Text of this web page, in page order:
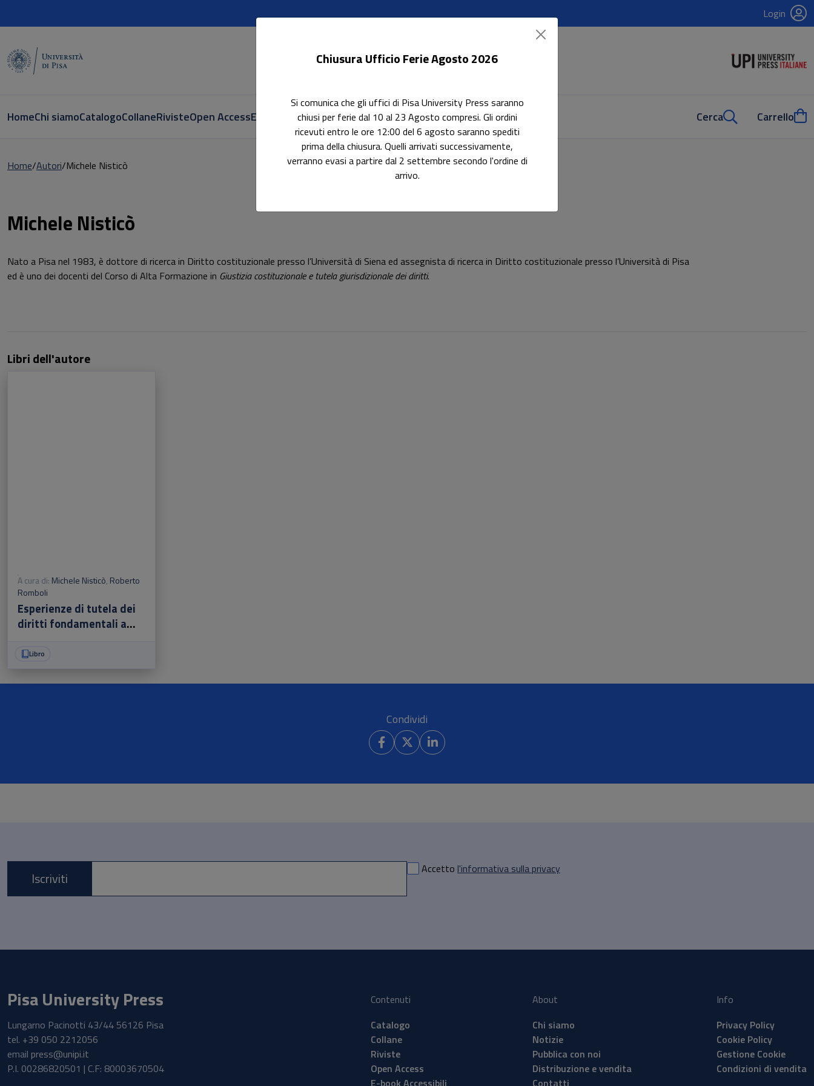
Login
HomeChi siamoCatalogoCollaneRivisteOpen AccessE-book AccessibiliIn evidenzaPubblica con noi Cerca Carrello
Home Autori Michele Nisticò
Michele Nisticò
Nato a Pisa nel 1983, è dottore di ricerca in Diritto costituzionale presso l’Università di Sie­na ed assegnista di ricerca in Diritto costituzionale presso l’Università di Pisa
ed è uno dei docenti del Corso di Alta Formazione in Giustizia costituzionale e tutela giurisdizionale dei diritti.
Libri dell'autore
A cura di: Michele Nisticò, Roberto
Romboli
Esperienze di tutela dei
diritti fondamentali a
Libro
Condividi
E-mail *
Accetto l'informativa sulla privacy
Iscriviti
Pisa University Press
Lungarno Pacinotti 43/44 56126 Pisa
tel. +39 050 2212056
email press@unipi.it
P.I. 00286820501 | C.F: 80003670504
Contenuti
Catalogo
Collane
Riviste
Open Access
E-book Accessibili
About
Chi siamo
Notizie
Pubblica con noi
Distribuzione e vendita
Contatti
Info
Privacy Policy
Cookie Policy
Gestione Cookie
Condizioni di vendita
Chiusura Ufficio Ferie Agosto 2026
Si comunica che gli uffici di Pisa University Press saranno
chiusi per ferie dal 10 al 23 Agosto compresi. Gli ordini
ricevuti entro le ore 12:00 del 6 agosto saranno spediti
prima della chiusura. Quelli arrivati successivamente,
verranno evasi a partire dal 2 settembre secondo l'ordine di
arrivo.